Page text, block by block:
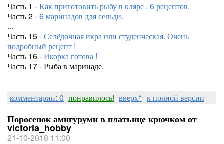
Часть 1 -Как приготовить рыбу в кляре . 6 рецептов.
Часть 2 -6 маринадов для сельди.
...
Часть 15 -Селёдочная икра или студенческая. Очень
подробный рецепт !
Часть 16 -Икорка готова !
Часть 17 - Рыба в маринаде.
комментарии: 0 понравилось! вверх^ к полной версии
Поросенок амигуруми в платьице крючком от
victoria_hobby
21-10-2018 11:00